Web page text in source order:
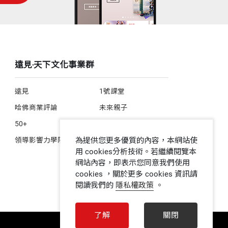
遠見‧天下文化事業群
遠見
哈佛商業評論
50+
領導影響力學院
1號課堂
未來親子
為提供您更多優質的內容，本網站使
用 cookies分析技術。若繼續閱覽本
網站內容，即表示您同意我們使用
cookies ，關於更多 cookies 資訊請
閱讀我們的 隱私權政策 。
了解 關閉